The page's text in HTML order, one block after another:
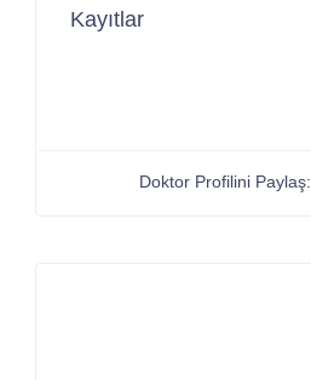
Kayıtlar
Doktor Profilini Paylaş: